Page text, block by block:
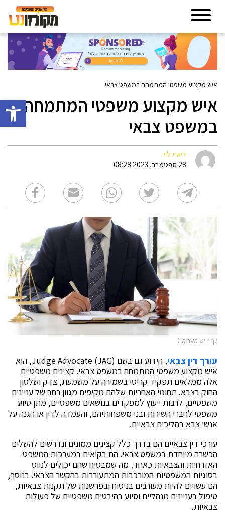
פתח
איש מקצוע משפטי המתמחה במשפט צבאי
איש מקצוע משפטי המתמחה
במשפט צבאי
ליאת לוי
28 ספטמבר, 2023 08:28
קרדיט Canva
עורך דין צבאי
, הידוע גם בשם Judge Advocate (JAG), הוא
איש מקצוע משפטי המתמחה במשפט צבאי. קצינים משפטיים
אלה ממלאים תפקיד קריטי בשמירה על משמעת, צדק ושלטון
החוק בצבא. תחומי האחריות שלהם מקיפים מגוון רחב של עניינים
משפטיים, לרבות ייעוץ למפקדים בנושאים משפטיים, מתן סיוע
משפטי לחברי השירות ובני משפחותיהם, והעמדה לדין או הגנה על
אנשי צבא בהליכים צבאיים.
עורכי דין צבאיים הם בדרך כלל קצינים ממונים ונדרשים להשלים
הכשרה מיוחדת במשפט צבאי. הם בקיאים במערכות המשפט
האזרחיות והצבאיות כאחד, מה שמבטיח שהם יכולים לנווט
בסוגיות המשפטיות המורכבות המתעוררות בהקשר הצבאי. בנוסף,
הם עשויים להיות מעורבים בניסוח ובפרשנות של תקנות צבאיות,
טיפול בעניינים מנהליים וסיוע בהיבטים משפטיים של פעולות
צבאיות.